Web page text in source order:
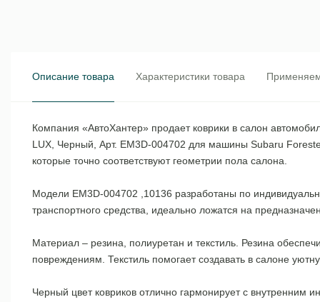
Описание товара Характеристики товара
Компания «АвтоХантер» продает коврики в салон
LUX, Черный, Арт. EM3D-004702 для машины Subaru
которые точно соответствуют геометрии пола салона.
Модели EM3D-004702 ,10136 разработаны по
транспортного средства, идеально ложатся на
Материал – резина, полиуретан и текстиль. Резина
повреждениям. Текстиль помогает создавать в салоне
Черный цвет ковриков отлично гармонирует с внутренним